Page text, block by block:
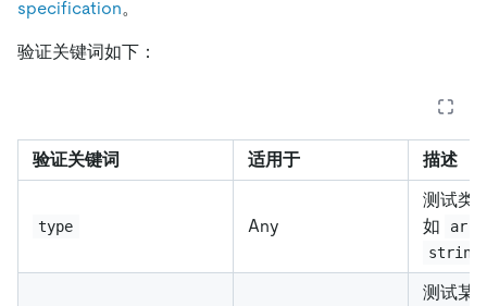
specification。
验证关键词如下：
验证关键词 适用于 描述
type Any
测试类
如
string
测试某